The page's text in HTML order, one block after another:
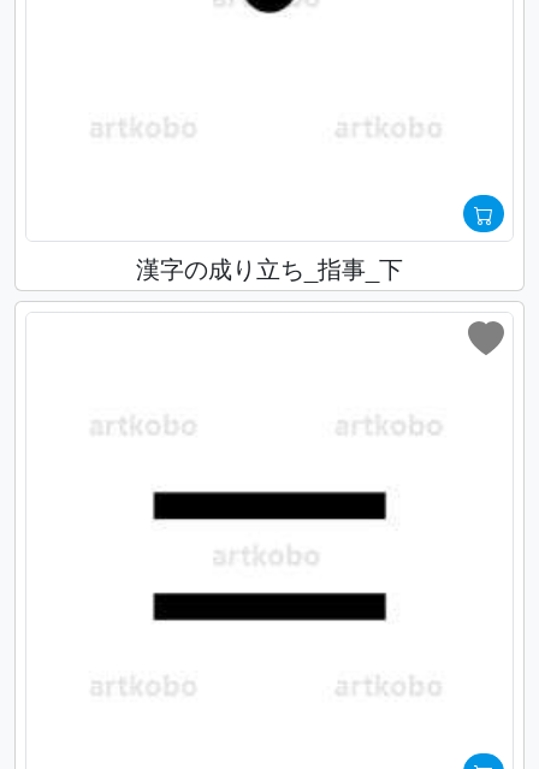
漢字の成り立ち_指事_下